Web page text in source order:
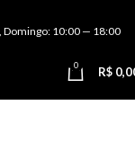
Domingo: 10:00 — 18:00
0 R$